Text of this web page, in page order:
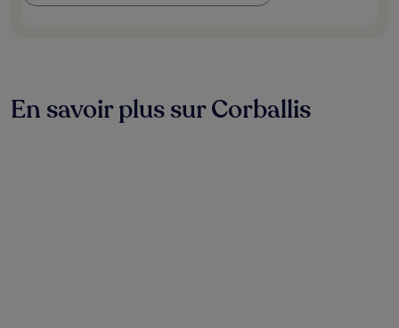
En savoir plus sur Corballis